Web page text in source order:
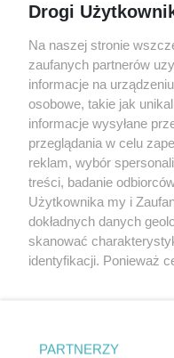
targi
Wernisaże
Więcej
Partnerzy
Praca Szczecin
Drogi
Na naszej stronie
zaufanych partnerów
informacje na
osobowe, takie jak
informacje wysyłane
przeglądania w celu
reklam, wybór
treści, badanie
Użytkownika my i
dokładnych danych
skanować
identyfikacji. Ponieważ
prywatności znajdujący
PARTNERZY